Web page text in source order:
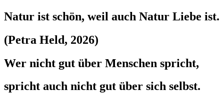
Natur ist schön, weil auch Natur Liebe ist.
(Petra Held, 2026)
Wer nicht gut über Menschen spricht,
spricht auch nicht gut über sich selbst.